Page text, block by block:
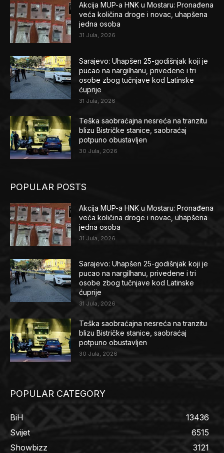
Akcija MUP-a HNK u Mostaru: Pronađena
veća količina droge i novac, uhapšena
jedna osoba
31 Jula, 2026
Sarajevo: Uhapšen 25-godišnjak koji je
pucao na nargilhanu, privedene i tri
osobe zbog tučnjave kod Latinske
ćuprije
31 Jula, 2026
Teška saobraćajna nesreća na tranzitu
blizu Bistričke stanice, saobraćaj
potpuno obustavljen
30 Jula, 2026
POPULAR POSTS
Akcija MUP-a HNK u Mostaru: Pronađena
veća količina droge i novac, uhapšena
jedna osoba
31 Jula, 2026
Sarajevo: Uhapšen 25-godišnjak koji je
pucao na nargilhanu, privedene i tri
osobe zbog tučnjave kod Latinske
ćuprije
31 Jula, 2026
Teška saobraćajna nesreća na tranzitu
blizu Bistričke stanice, saobraćaj
potpuno obustavljen
30 Jula, 2026
POPULAR CATEGORY
BiH
13436
Svijet
6515
Showbizz
3121